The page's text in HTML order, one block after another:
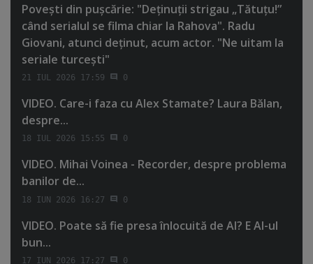
Poveşti din puşcărie: "Deţinuţii strigau „Tătuţu!”
când serialul se filma chiar la Rahova". Radu
Giovani, atunci deţinut, acum actor. "Ne uitam la
seriale turceşti"
21 IUL 2026 17:59 0
VIDEO. Care-i faza cu Alex Stamate? Laura Bălan,
despre...
18 IUL 2026 15:55 0
VIDEO. Mihai Voinea - Recorder, despre problema
banilor de...
18 IUN 2026 16:27 0
VIDEO. Poate să fie presa înlocuită de AI? E AI-ul
bun...
17 IUN 2026 17:27 0